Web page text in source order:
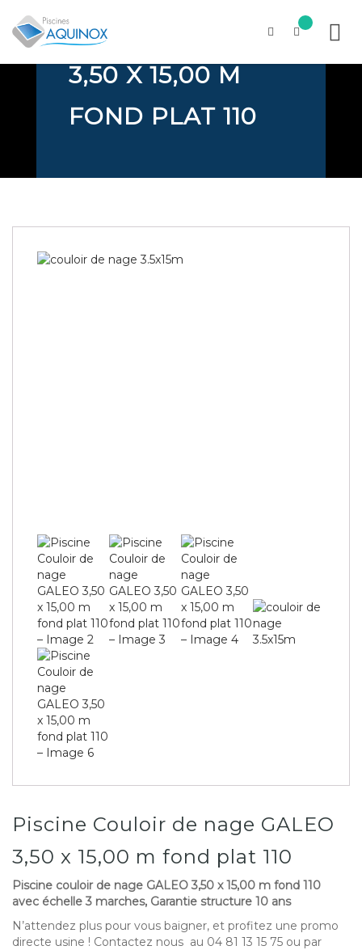
DE NAGE GALEO
3,50 X 15,00 M
FOND PLAT 110
Piscine Couloir de nage GALEO
3,50 x 15,00 m fond plat 110
Piscine couloir de nage GALEO 3,50 x 15,00 m fond 110
avec échelle 3 marches, Garantie structure 10 ans
N’attendez plus pour vous baigner, et profitez une promo
directe usine ! Contactez nous au 04 81 13 15 75 ou par